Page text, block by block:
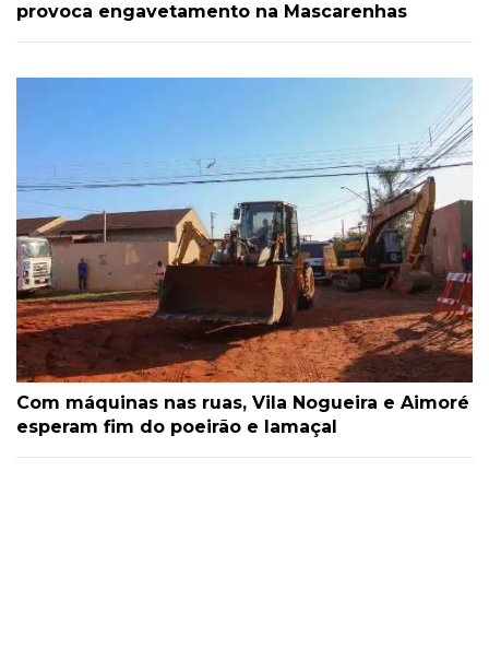
provoca engavetamento na Mascarenhas
Com máquinas nas ruas, Vila Nogueira e Aimoré
esperam fim do poeirão e lamaçal